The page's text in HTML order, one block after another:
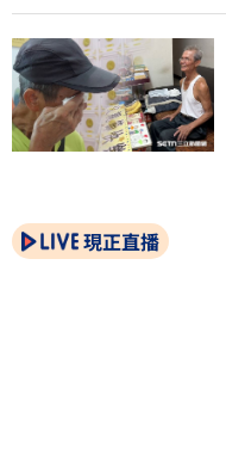
現正直播